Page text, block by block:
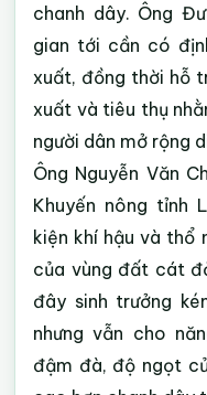
chanh dây. Ông
gian tới cần có
xuất, đồng thời hỗ
xuất và tiêu thụ
người dân mở rộng
Ông Nguyễn Văn
Khuyến nông tỉnh
kiện khí hậu và thổ
của vùng đất cát
đây sinh trưởng
nhưng vẫn cho
đậm đà, độ ngọt